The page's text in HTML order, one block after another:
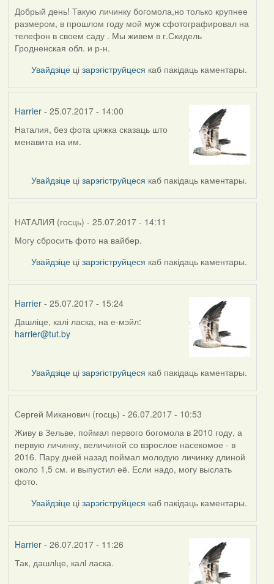
Добрый день! Такую личинку богомола,но только крупнее
размером, в прошлом году мой муж сфотографировал на
телефон в своем саду . Мы живем в г.Скидель
Гродненская обл. и р-н.
Увайдзіце цізарэгіструйцеся каб пакідаць каментары.
Harrier- 25.07.2017 - 14:00
In
reply
НАТАЛИЯ
(госць)
Наталия, без фота цяжка сказаць што
менавита на им.
Увайдзіце цізарэгіструйцеся каб пакідаць каментары.
НАТАЛИЯ (госць) - 25.07.2017 - 14:11
Могу сбросить фото на вайбер.
Увайдзіце цізарэгіструйцеся каб пакідаць каментары.
Harrier- 25.07.2017 - 15:24
In
reply
НАТАЛИЯ
(госць)
Дашліце, калі ласка, на е-мэйл:
harrier@tut.by
Увайдзіце цізарэгіструйцеся каб пакідаць каментары.
Сергей Миканович (госць) - 26.07.2017 - 10:53
Живу в Зельве, поймал первого богомола в 2010 году, а
первую личинку, величиной со взрослое насекомое - в
2016. Пару дней назад поймал молодую личинку длиной
около 1,5 см. и выпустил её. Если надо, могу выслать
фото.
Увайдзіце цізарэгіструйцеся каб пакідаць каментары.
Harrier- 26.07.2017 - 11:26
In
Так, дашлiце, калi ласка.